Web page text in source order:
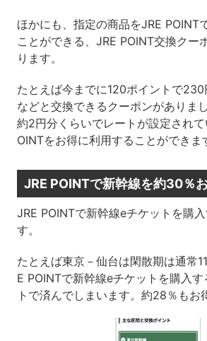
ほかにも、指定の商品をJRE POINT
ことができる、JRE POINT交換クー
ります。
たとえば今までに120ポイントで
などと交換できるクーポンがありま
約2円分くらいでレートが設定され
OINTをお得に利用することができま
JRE POINTで新幹線を約30％
JRE POINTで新幹線eチケットを購
す。
たとえば東京－仙台は閑散期は通常
E POINTで新幹線eチケットを購入
トで済んでしまいます。約28％もお